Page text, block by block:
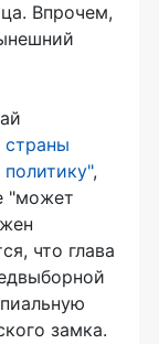
Впрочем,
страны
,
"может
что глава
замка.